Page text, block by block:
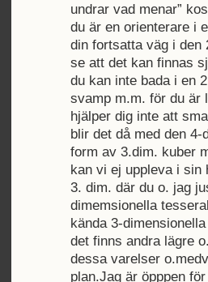
undrar vad menar”
du är en orienterare i
din fortsatta väg i den
se att det kan finnas
du kan inte bada i en
svamp m.m. för du är
hjälper dig inte att
blir det då med den
form av 3.dim. kuber
kan vi ej uppleva i sin
3. dim. där du o. jag
dimemsionella
kända 3-
det finns andra lägre
dessa varelser
plan.Jag är öpppen